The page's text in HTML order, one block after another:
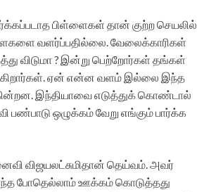
பிள்ளைகள் தான் குற்ற செயலில்
வளர்ப்பதில்லை. வேலைக்காரிகள்
விடுமா ? இன்று பெற்றோர்கள் தங்கள்
ஏன் என்ன வளம் இல்லை இந்த
இந்தியாவை எடுத்துக் கொண்டால்
பண்பாடு ஒழுக்கம் வேறு எங்கும் பார்க்க
விஜயலட்சுமிதான் தெய்வம். அவர்
போதெல்லாம் ஊக்கம் கொடுத்தது